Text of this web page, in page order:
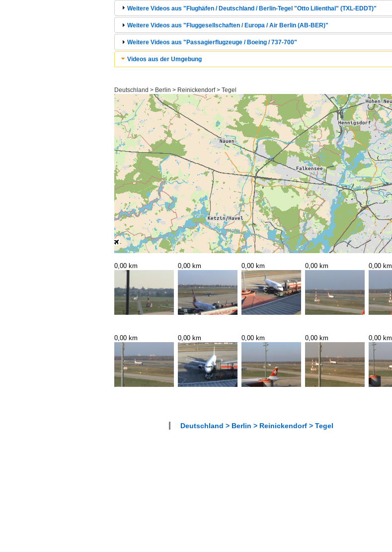
Weitere Videos aus "Flughäfen / Deutschland / Berlin-Tegel "Otto Lilienthal" (TXL-EDDT)"
Weitere Videos aus "Fluggesellschaften / Europa / Air Berlin (AB-BER)"
Weitere Videos aus "Passagierflugzeuge / Boeing / 737-700"
Videos aus der Umgebung
Deutschland > Berlin > Reinickendorf > Tegel
0,00 km 0,00 km 0,00 km 0,00 km 0,00 km
0,00 km 0,00 km 0,00 km 0,00 km 0,00 km
Deutschland > Berlin > Reinickendorf > Tegel